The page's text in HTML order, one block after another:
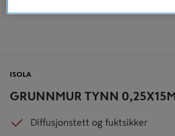
GRUNNMUR TYNN 0,25X15M
ISOLA
Diffusjonstett og fuktsikker